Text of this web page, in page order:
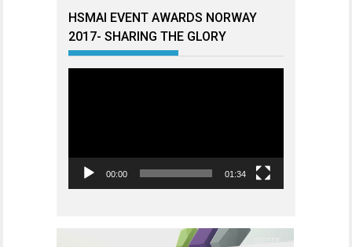
HSMAI EVENT AWARDS NORWAY
2017- SHARING THE GLORY
00:00 01:34